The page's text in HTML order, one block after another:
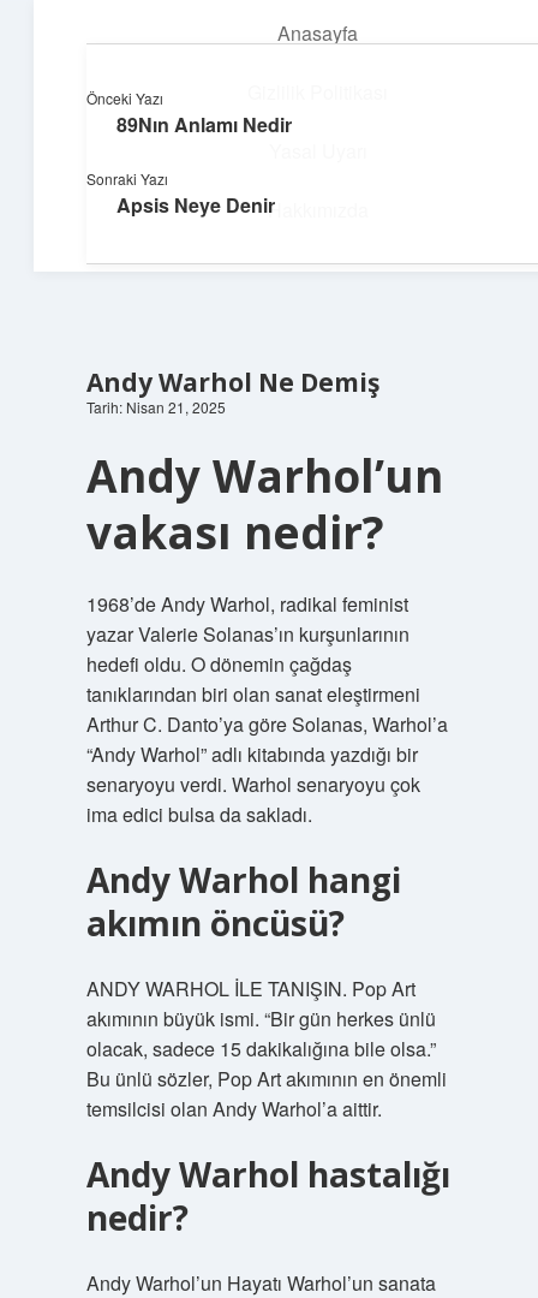
Anasayfa
Hakkımızda
Yaratıcı projelerle dünyanı inşa et!
Andy Warhol Ne Demiş
Tarih: Nisan 21, 2025
Andy Warhol’un
vakası nedir?
1968’de Andy Warhol, radikal feminist
yazar Valerie Solanas’ın kurşunlarının
hedefi oldu. O dönemin çağdaş
tanıklarından biri olan sanat eleştirmeni
Arthur C. Danto’ya göre Solanas, Warhol’a
“Andy Warhol” adlı kitabında yazdığı bir
senaryoyu verdi. Warhol senaryoyu çok
ima edici bulsa da sakladı.
Andy Warhol hangi
akımın öncüsü?
ANDY WARHOL İLE TANIŞIN. Pop Art
akımının büyük ismi. “Bir gün herkes ünlü
olacak, sadece 15 dakikalığına bile olsa.”
Bu ünlü sözler, Pop Art akımının en önemli
temsilcisi olan Andy Warhol’a aittir.
Andy Warhol hastalığı
nedir?
Andy Warhol’un Hayatı Warhol’un sanata
Önceki Yazı
89Nın Anlamı Nedir
Sonraki Yazı
Apsis Neye Denir